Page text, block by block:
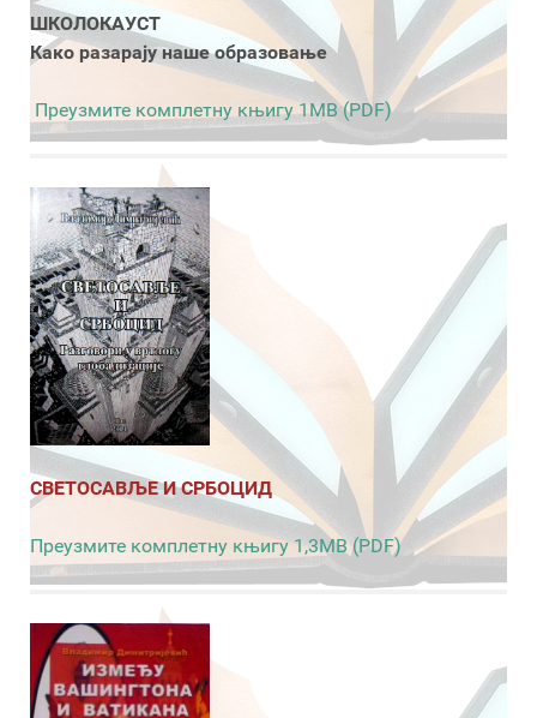
ШКОЛОКАУСТ
Како разарају наше образовање
Преузмите комплетну књигу 1MB (PDF)
СВЕТОСАВЉЕ И СРБОЦИД
Преузмите комплетну књигу 1,3MB (PDF)